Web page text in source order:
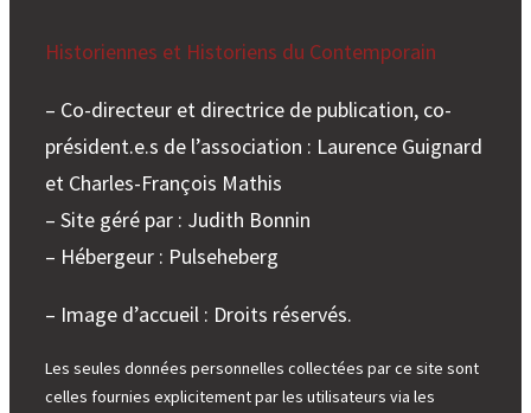
Historiennes et Historiens du Contemporain
– Co-directeur et directrice de publication, co-
président.e.s de l’association : Laurence Guignard
et Charles-François Mathis
– Site géré par : Judith Bonnin
– Hébergeur : Pulseheberg
– Image d’accueil : Droits réservés.
Les seules données personnelles collectées par ce site sont
celles fournies explicitement par les utilisateurs via les